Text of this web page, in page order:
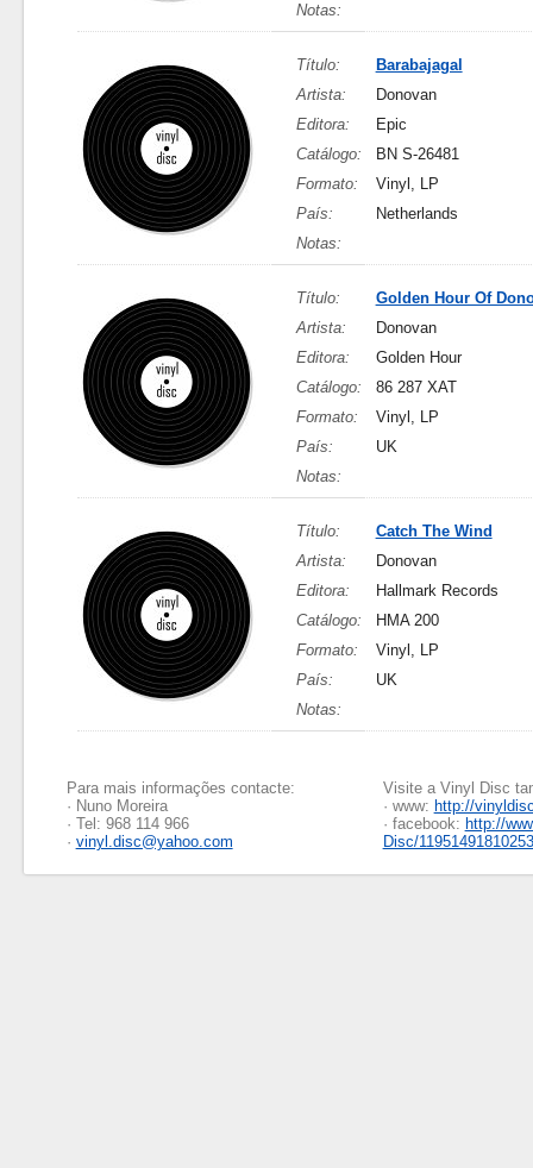
Notas:
Título:
Barabajagal
Artista:
Donovan
Editora:
Epic
Catálogo:
BN S-26481
Formato:
Vinyl, LP
País:
Netherlands
Notas:
Título:
Golden Hour Of
Artista:
Donovan
Editora:
Golden Hour
Catálogo:
86 287 XAT
Formato:
Vinyl, LP
País:
UK
Notas:
Título:
Catch The Wind
Artista:
Donovan
Editora:
Hallmark Records
Catálogo:
HMA 200
Formato:
Vinyl, LP
País:
UK
Notas:
Para mais informações contacte:
· Nuno Moreira
· Tel: 968 114 966
· vinyl.disc@yahoo.com
Visite a Vinyl Disc
· www: http://
· facebook: http://
Disc/